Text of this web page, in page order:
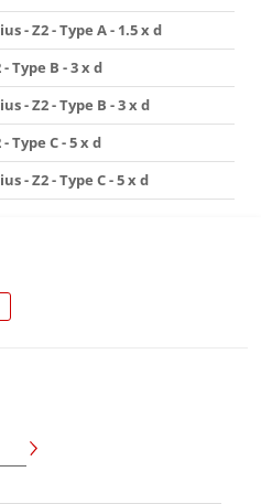
- Z2 - Type A - 1.5 x d
Type B - 3 x d
- Z2 - Type B - 3 x d
Type C - 5 x d
- Z2 - Type C - 5 x d